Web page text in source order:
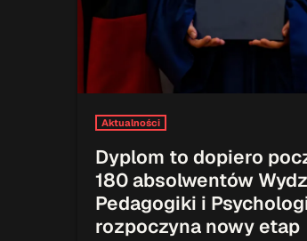
Aktualności
Dyplom to dopiero
180 absolwentów
Pedagogiki i
rozpoczyna nowy etap